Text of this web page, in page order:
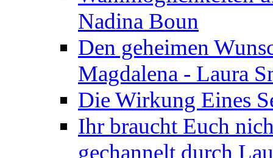
Nadina Boun
Den geheimen
Magdalena - Laura
Die Wirkung Eines
Ihr braucht Euch
gechannelt durch